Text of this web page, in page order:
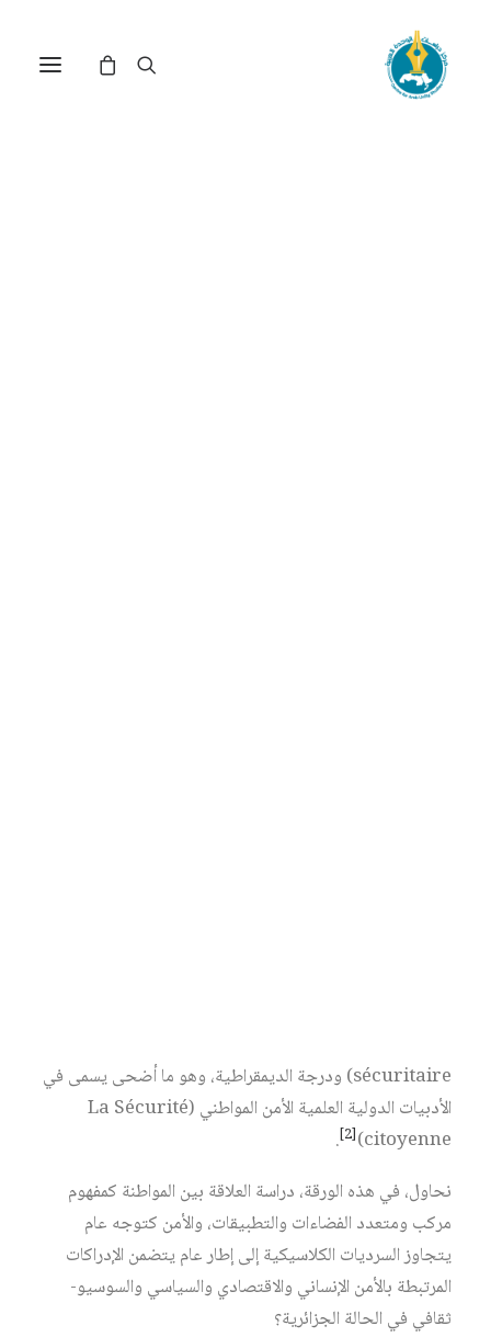
فيمقالات
sécuritaire) ودرجة الديمقراطية، وهو ما أضحى يسمى في
الأدبيات الدولية العلمية الأمن المواطني (La Sécurité
citoyenne)
[2]
.
نحاول، في هذه الورقة، دراسة العلاقة بين المواطنة كمفهوم
مركب ومتعدد الفضاءات والتطبيقات، والأمن كتوجه عام
يتجاوز السرديات الكلاسيكية إلى إطار عام يتضمن الإدراكات
المرتبطة بالأمن الإنساني والاقتصادي والسياسي والسوسيو-
ثقافي في الحالة الجزائرية؟